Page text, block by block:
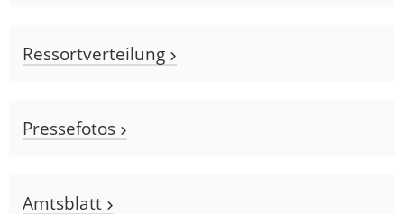
Ressortverteilung
Pressefotos
Amtsblatt